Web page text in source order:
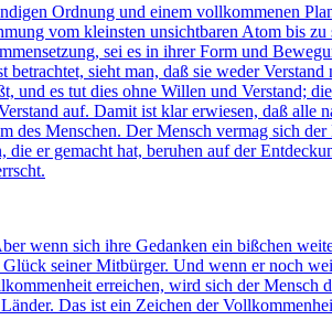
Ordnung und einem vollkommenen
vom kleinsten unsichtbaren Atom bis
sei es in ihrer Form und
sieht man, daß sie weder
und es tut dies ohne Willen und Verstand;
auf. Damit ist klar erwiesen, daß
des Menschen. Der Mensch vermag sich
er gemacht hat, beruhen auf der
wenn sich ihre Gedanken ein bißchen
seiner Mitbürger. Und wenn er noch
erreichen, wird sich der Mensch
Das ist ein Zeichen der